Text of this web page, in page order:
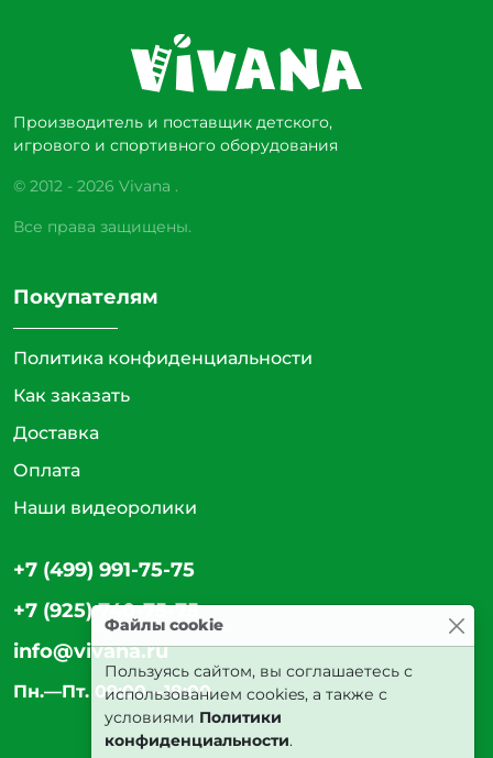
Производитель и поставщик детского,
игрового и спортивного оборудования
© 2012 - 2026 Vivana .
Все права защищены.
Покупателям
Политика конфиденциальности
Как заказать
Доставка
Оплата
Наши видеоролики
+7 (499) 991-75-75
+7 (925) 740-75-75
info@vivana.ru
Пн.—Пт. 09:00—18:00
Файлы cookie
Пользуясь сайтом, вы соглашаетесь с
использованием cookies, а также с
условиями Политики
конфиденциальности.